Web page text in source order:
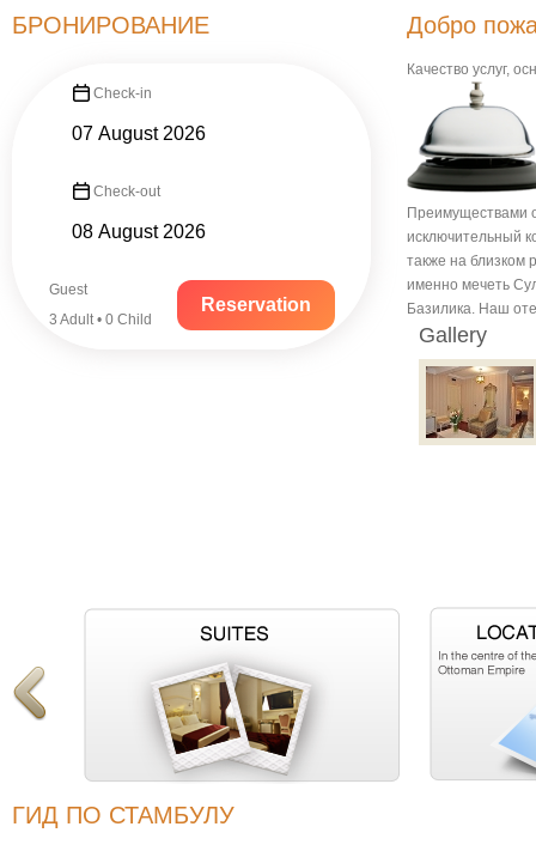
БРОНИРОВАНИЕ
Check-in
Check-out
Guest
3 Adult • 0 Child
Reservation
Добро
Качество услуг,
Преимуществами
исключительный
также на близком
именно мечеть
Базилика. Наш
Gallery
ГИД ПО СТАМБУЛУ